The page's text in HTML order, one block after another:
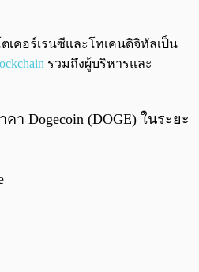
0:00/0:00
คอร์เรนซีและโทเคนดิจิทัลเป็น
รวมถึงผู้บริหารและ
า Dogecoin (DOGE) ในระยะ